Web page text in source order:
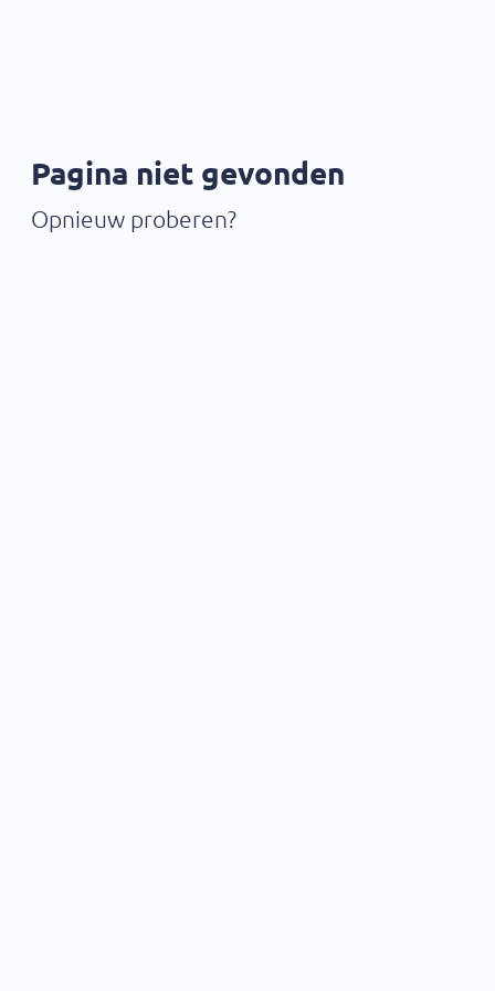
Pagina niet gevonden
Opnieuw proberen?